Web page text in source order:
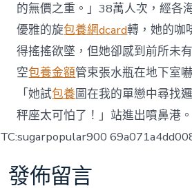
的無價之重。」38萬人次，經各
優雅的旋包養網dcard轉，她的咖
得搖搖欲墜，但她卻感到前所未
空包養金額管束張水瓶在地下室
「她試包養圖在我的單戀中尋找
秤座太可怕了！」站進出噴鼻港。
TC:sugarpopular900
發佈留言